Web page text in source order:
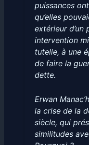
puissances
qu’elles
extérieur d’un
intervention
tutelle, à une
de faire la
dette.
Erwan
la crise de la
siècle, qui
similitudes